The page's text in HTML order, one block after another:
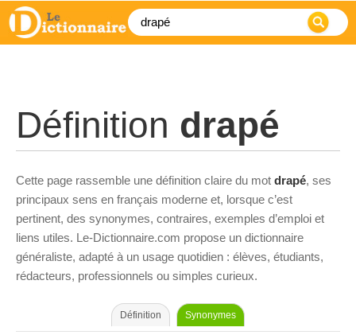
Définition drapé
Cette page rassemble une définition claire du mot drapé, ses
principaux sens en français moderne et, lorsque c’est
pertinent, des synonymes, contraires, exemples d’emploi et
liens utiles. Le-Dictionnaire.com propose un dictionnaire
généraliste, adapté à un usage quotidien : élèves, étudiants,
rédacteurs, professionnels ou simples curieux.
Définition Synonymes